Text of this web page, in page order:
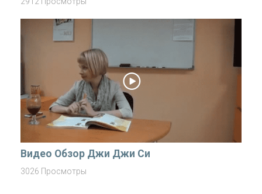
Видео Обзор Джи Джи Си
3026 Просмотры